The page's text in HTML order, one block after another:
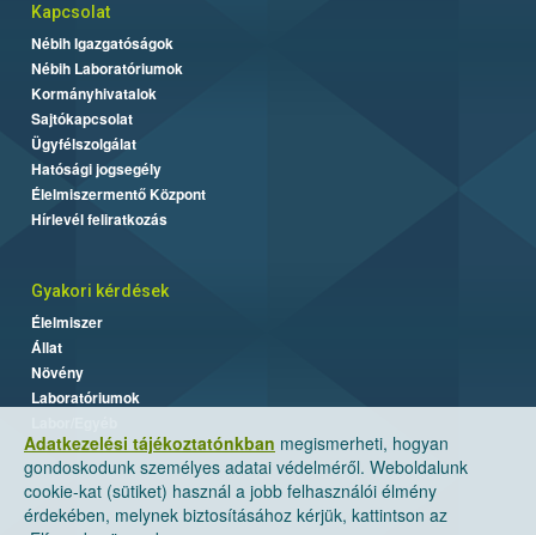
Adatkezelési tájékoztatónkban megismerheti, hogyan
gondoskodunk személyes adatai védelméről. Weboldalunk
cookie-kat (sütiket) használ a jobb felhasználói élmény
érdekében, melynek biztosításához kérjük, kattintson az
Kapcsolat
Nébih Igazgatóságok
Nébih Laboratóriumok
Kormányhivatalok
Sajtókapcsolat
Ügyfélszolgálat
Hatósági jogsegély
Élelmiszermentő Központ
Hírlevél feliratkozás
Gyakori kérdések
Élelmiszer
Állat
Növény
Laboratóriumok